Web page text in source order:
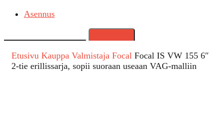
Asennus
Etusivu Kauppa Valmistaja Focal Focal IS VW 155 6″
2-tie erillissarja, sopii suoraan useaan VAG-malliin